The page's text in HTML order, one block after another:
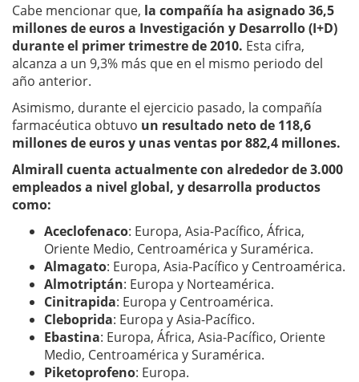
Cabe mencionar que, la compañía ha asignado 36,5
millones de euros a Investigación y Desarrollo (I+D)
durante el primer trimestre de 2010. Esta cifra,
alcanza a un 9,3% más que en el mismo periodo del
año anterior.
Asimismo, durante el ejercicio pasado, la compañía
farmacéutica obtuvo un resultado neto de 118,6
millones de euros y unas ventas por 882,4 millones.
Almirall cuenta actualmente con alrededor de 3.000
empleados a nivel global, y desarrolla productos
como:
Aceclofenaco: Europa, Asia-Pacífico, África,
Oriente Medio, Centroamérica y Suramérica.
Almagato: Europa, Asia-Pacífico y Centroamérica.
Almotriptán: Europa y Norteamérica.
Cinitrapida: Europa y Centroamérica.
Cleboprida: Europa y Asia-Pacífico.
Ebastina: Europa, África, Asia-Pacífico, Oriente
Medio, Centroamérica y Suramérica.
Piketoprofeno: Europa.